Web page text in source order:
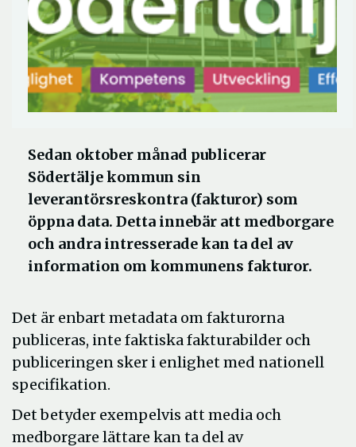
Sedan oktober månad publicerar
Södertälje kommun sin
leverantörsreskontra (fakturor) som
öppna data. Detta innebär att medborgare
och andra intresserade kan ta del av
information om kommunens fakturor.
Det är enbart metadata om fakturorna
publiceras, inte faktiska fakturabilder och
publiceringen sker i enlighet med nationell
specifikation.
Det betyder exempelvis att media och
medborgare lättare kan ta del av